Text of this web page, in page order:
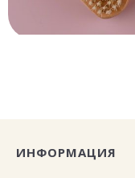
ИНФОРМАЦИЯ